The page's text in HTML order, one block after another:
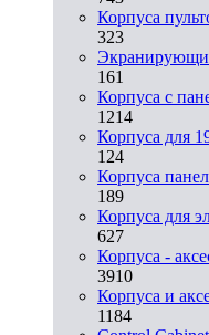
Корпуса
323
161
Корпуса с
1214
Корпуса для
124
Корпуса
189
Корпуса для
627
Корпуса -
3910
Корпуса и
1184